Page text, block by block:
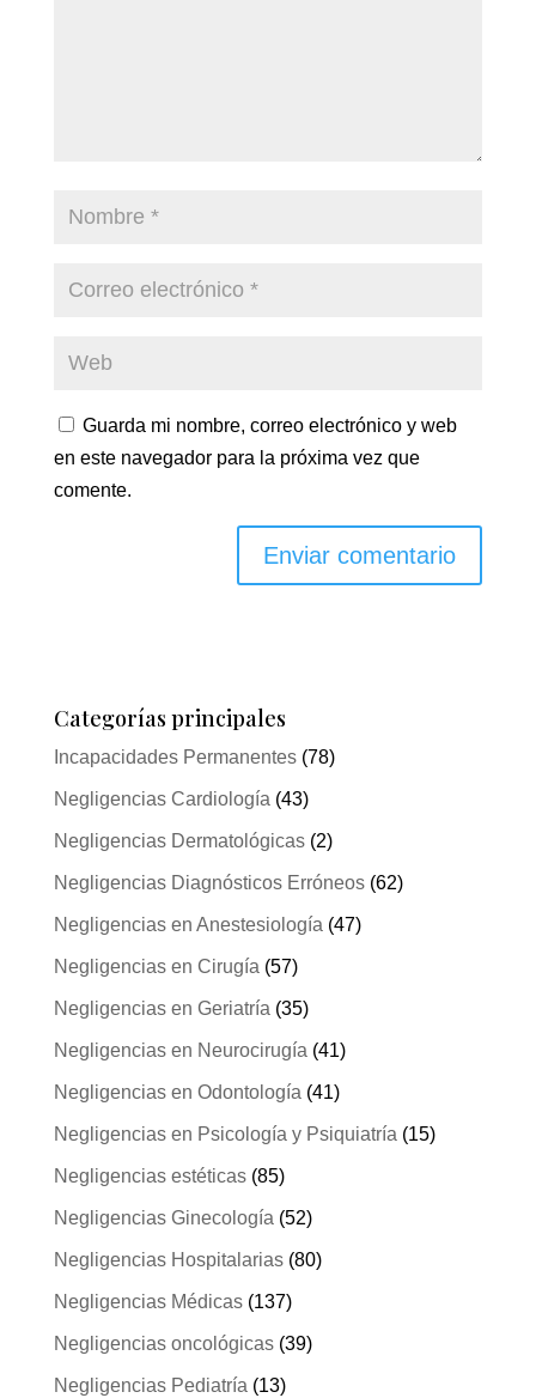
Guarda mi nombre, correo electrónico y web
en este navegador para la próxima vez que
comente.
Categorías principales
Incapacidades Permanentes(78)
Negligencias Cardiología (43)
Negligencias Dermatológicas(2)
Negligencias Diagnósticos Erróneos(62)
Negligencias en Anestesiología (47)
Negligencias en Cirugía (57)
Negligencias en Geriatría (35)
Negligencias en Neurocirugía (41)
Negligencias en Odontología (41)
Negligencias en Psicología y Psiquiatría (15)
Negligencias estéticas(85)
Negligencias Ginecología (52)
Negligencias Hospitalarias(80)
Negligencias Médicas(137)
Negligencias oncológicas(39)
Negligencias Pediatría (13)